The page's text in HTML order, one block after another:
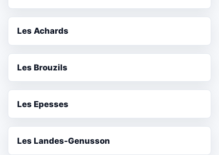
Les Achards
Les Brouzils
Les Epesses
Les Landes-Genusson